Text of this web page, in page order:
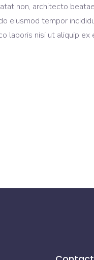
non, architecto
eiusmod tempor
laboris nisi ut aliquip ex